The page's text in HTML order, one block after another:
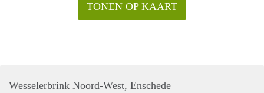
TONEN OP KAART
Wesselerbrink Noord-West, Enschede